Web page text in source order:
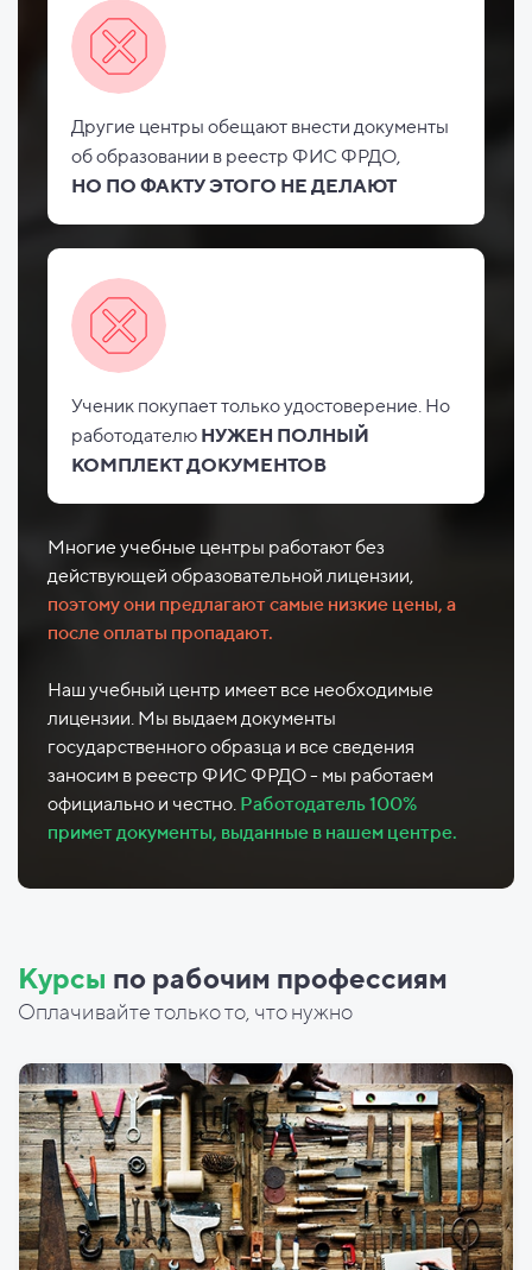
Другие центры обещают внести документы
обобразовании в реестр ФИС ФРДО,
НО ПО ФАКТУ ЭТОГО НЕ ДЕЛАЮТ
Ученик покупает только удостоверение. Но
работодателю НУЖЕН ПОЛНЫЙ
КОМПЛЕКТ ДОКУМЕНТОВ
Многие учебные центры работают без
действующей образовательной лицензии,
поэтому они предлагают самые низкие цены, а
после оплаты пропадают.
Наш учебный центр имеет все необходимые
лицензии. Мы выдаем документы
государственного образца и все сведения
заносим в реестр ФИС ФРДО - мы работаем
официально и честно. Работодатель 100%
примет документы, выданные в нашем центре.
Курсы по рабочим профессиям
Оплачивайте только то, что нужно